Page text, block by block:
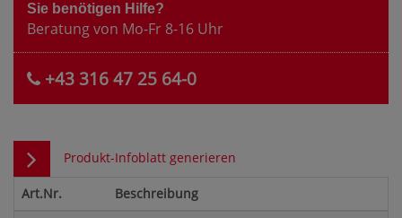
Sie benötigen Hilfe?
Beratung von Mo-Fr 8-16 Uhr
+43 316 47 25 64-0
Produkt-Infoblatt generieren
Art.Nr.
Beschreibung